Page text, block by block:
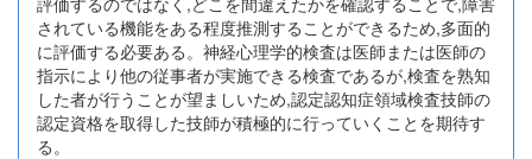
されている機能をある程度推測することができるため,多面的
に評価する必要ある。神経心理学的検査は医師または医師の
指示により他の従事者が実施できる検査であるが,検査を熟知
した者が行うことが望ましいため,認定認知症領域検査技師の
認定資格を取得した技師が積極的に行っていくことを期待す
る。